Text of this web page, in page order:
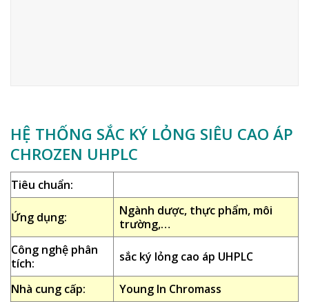
HỆ THỐNG SẮC KÝ LỎNG SIÊU CAO ÁP
CHROZEN UHPLC
Tiêu chuẩn:
Ứng dụng:
Ngành dược, thực phẩm, môi
trường,…
Công nghệ phân
tích:
sắc ký lỏng cao áp UHPLC
Nhà cung cấp:
Young In Chromass